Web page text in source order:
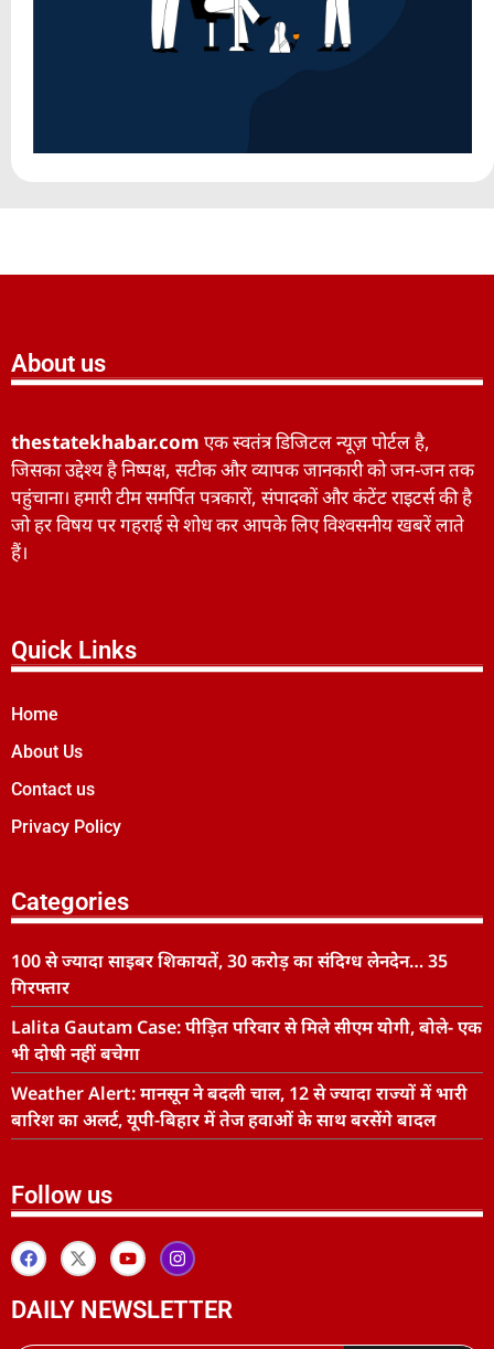
About us
thestatekhabar.com एक स्वतंत्र डिजिटल न्यूज़ पोर्टल है,
जिसका उद्देश्य है निष्पक्ष, सटीक और व्यापक जानकारी को जन-जन तक
पहुंचाना। हमारी टीम समर्पित पत्रकारों, संपादकों और कंटेंट राइटर्स की है
जो हर विषय पर गहराई से शोध कर आपके लिए विश्वसनीय खबरें लाते
हैं।
Quick Links
Home
About Us
Contact us
Privacy Policy
Categories
100 से ज्यादा साइबर शिकायतें, 30 करोड़ का संदिग्ध लेनदेन… 35
गिरफ्तार
Lalita Gautam Case: पीड़ित परिवार से मिले सीएम योगी, बोले- एक
भी दोषी नहीं बचेगा
Weather Alert: मानसून ने बदली चाल, 12 से ज्यादा राज्यों में भारी
बारिश का अलर्ट, यूपी-बिहार में तेज हवाओं के साथ बरसेंगे बादल
Follow us
DAILY NEWSLETTER